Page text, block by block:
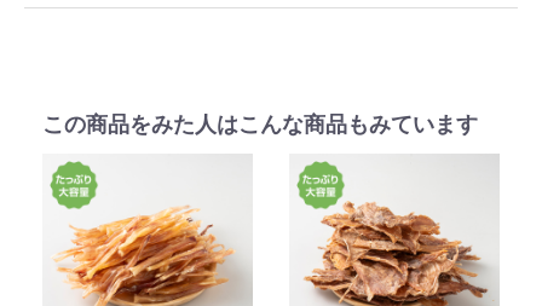
この商品をみた人はこんな商品もみています